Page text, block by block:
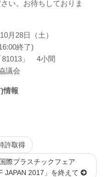
い。お待ちしておりま
月28日（土）
終了)
」 4小間
議会
情報
許取得
国際プラスチックフェア
JAPAN 2017」を終えて